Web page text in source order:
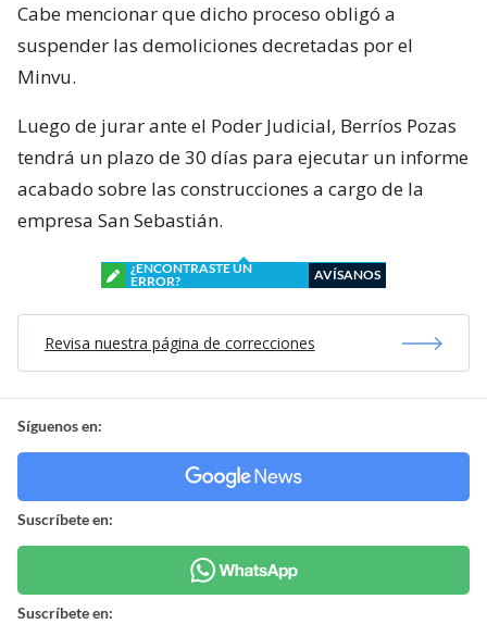
Cabe mencionar que dicho proceso obligó a
suspender las demoliciones decretadas por el
Minvu.
Luego de jurar ante el Poder Judicial, Berríos Pozas
tendrá un plazo de 30 días para ejecutar un informe
acabado sobre las construcciones a cargo de la
empresa San Sebastián.
¿ENCONTRASTE UN
ERROR?
AVÍSANOS
Revisa nuestra página de correcciones
Síguenos en:
Suscríbete en:
Suscríbete en: